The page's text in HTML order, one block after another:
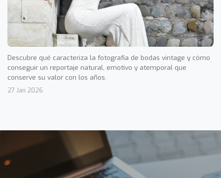
Descubre qué caracteriza la fotografía de bodas vintage y cómo
conseguir un reportaje natural, emotivo y atemporal que
conserve su valor con los años.
27 Jan 2026